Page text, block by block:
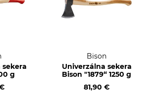
sekera
g
Bison
Univerzálna sekera
Bison "1879“ 1250 g
81,90 €